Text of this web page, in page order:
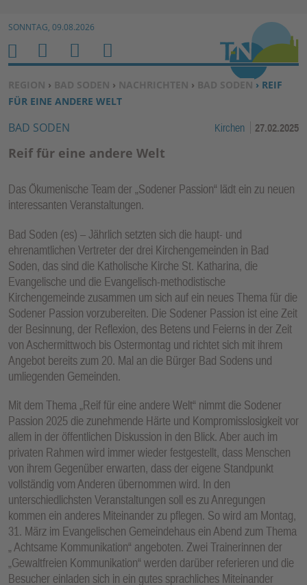
Zum Inhalt springen ↓
SONNTAG, 09.08.2026
SIE BEFINDEN SICH HIER:
REGION › BAD SODEN › NACHRICHTEN › BAD SODEN › REIF
FÜR EINE ANDERE WELT
BAD SODEN Kirchen 27.02.2025
Reif für eine andere Welt
Das Ökumenische Team der „Sodener Passion“ lädt ein zu neuen
interessanten Veranstaltungen.
Bad Soden (es) – Jährlich setzten sich die haupt- und
ehrenamtlichen Vertreter der drei Kirchengemeinden in Bad
Soden, das sind die Katholische Kirche St. Katharina, die
Evangelische und die Evangelisch-methodistische
Kirchengemeinde zusammen um sich auf ein neues Thema für die
Sodener Passion vorzubereiten. Die Sodener Passion ist eine Zeit
der Besinnung, der Reflexion, des Betens und Feierns in der Zeit
von Aschermittwoch bis Ostermontag und richtet sich mit ihrem
Angebot bereits zum 20. Mal an die Bürger Bad Sodens und
umliegenden Gemeinden.
Mit dem Thema „Reif für eine andere Welt“ nimmt die Sodener
Passion 2025 die zunehmende Härte und Kompromisslosigkeit vor
allem in der öffentlichen Diskussion in den Blick. Aber auch im
privaten Rahmen wird immer wieder festgestellt, dass Menschen
von ihrem Gegenüber erwarten, dass der eigene Standpunkt
vollständig vom Anderen übernommen wird. In den
unterschiedlichsten Veranstaltungen soll es zu Anregungen
kommen ein anderes Miteinander zu pflegen. So wird am Montag,
31. März im Evangelischen Gemeindehaus ein Abend zum Thema
„ Achtsame Kommunikation“ angeboten. Zwei Trainerinnen der
„Gewaltfreien Kommunikation“ werden darüber referieren und die
Besucher einladen sich in ein gutes sprachliches Miteinander
H
O
M
E
M
E
N
U
S
U
C
N
B
E
N
Z
R
F
N
K
TI
O
N
E
N